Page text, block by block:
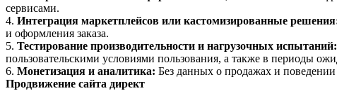
сервисами.
4. Интеграция маркетплейсов или кастомизированные
и оформления заказа.
5. Тестирование производительности и нагрузочных испытаний:
пользовательскими условиями пользования, а также в периоды
6. Монетизация и аналитика: Без данных о продажах и
Продвижение сайта директ